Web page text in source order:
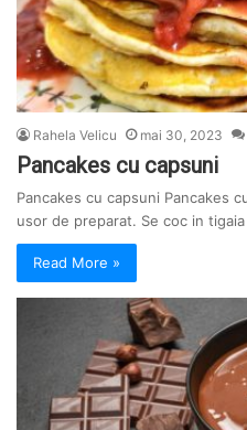
Rahela Velicu mai 30, 2023
Pancakes cu capsuni
Pancakes cu capsuni Pancakes
usor de preparat. Se coc in
Read More »